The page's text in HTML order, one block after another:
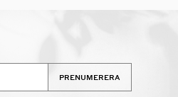
PRENUMERERA